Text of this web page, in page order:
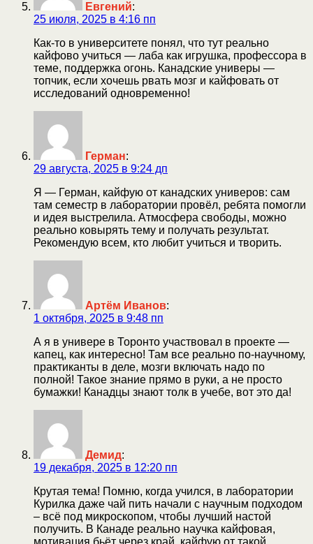
Евгений:
25 июля, 2025 в 4:16 пп
Как-то в университете понял, что тут реально
кайфово учиться — лаба как игрушка, профессора в
теме, поддержка огонь. Канадские универы —
топчик, если хочешь рвать мозг и кайфовать от
исследований одновременно!
Герман:
29 августа, 2025 в 9:24 дп
Я — Герман, кайфую от канадских универов: сам
там семестр в лаборатории провёл, ребята помогли
и идея выстрелила. Атмосфера свободы, можно
реально ковырять тему и получать результат.
Рекомендую всем, кто любит учиться и творить.
Артём Иванов:
1 октября, 2025 в 9:48 пп
А я в универе в Торонто участвовал в проекте —
капец, как интересно! Там все реально по-научному,
практиканты в деле, мозги включать надо по
полной! Такое знание прямо в руки, а не просто
бумажки! Канадцы знают толк в учебе, вот это да!
Демид:
19 декабря, 2025 в 12:20 пп
Крутая тема! Помню, когда учился, в лаборатории
Курилка даже чай пить начали с научным подходом
– всё под микроскопом, чтобы лучший настой
получить. В Канаде реально научка кайфовая,